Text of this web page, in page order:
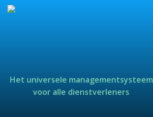
Het universele managementsysteem
voor alle dienstverleners